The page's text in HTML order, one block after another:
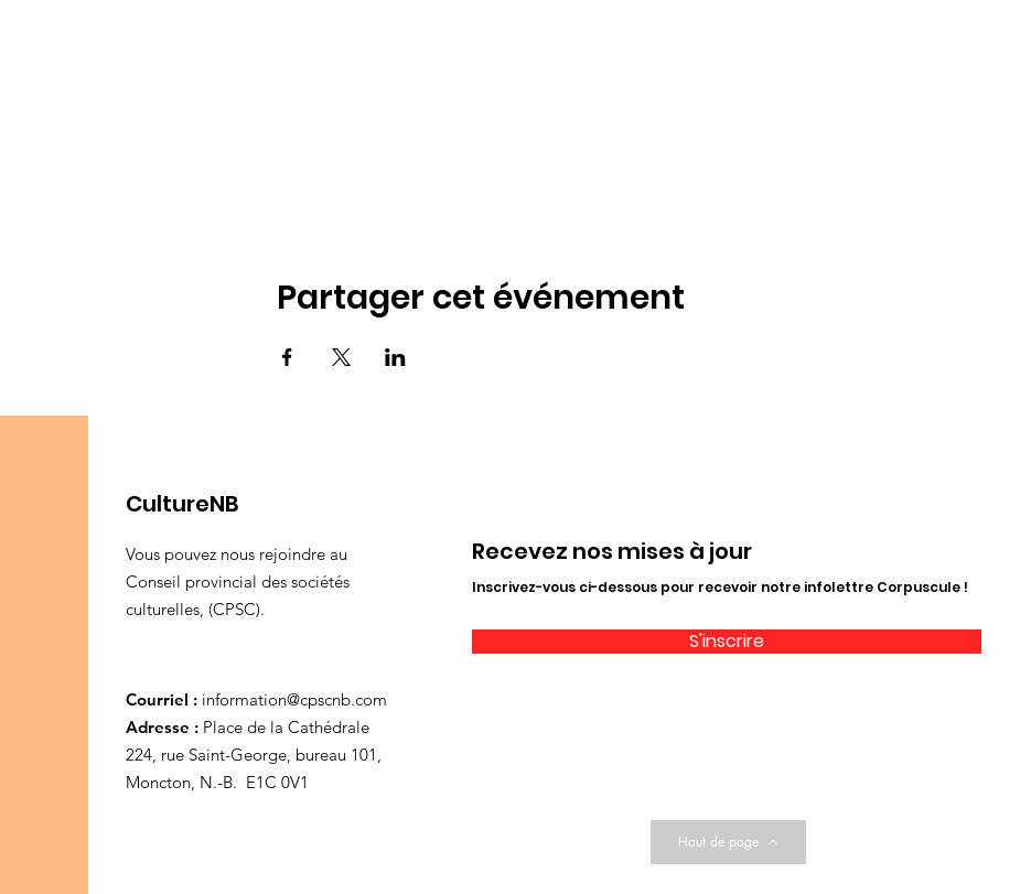
Partager cet événement
CultureNB
Vous pouvez nous rejoindre au
Conseil provincial des sociétés
culturelles, (CPSC).
Courriel : information@cpscnb.com
Adresse : Place de la Cathédrale
224, rue Saint-George, bureau 101,
Moncton, N.-B. E1C 0V1
Recevez nos mises à jour
Inscrivez-vous ci-dessous pour recevoir notre infolettre Corpuscule !
S'inscrire
Haut de page